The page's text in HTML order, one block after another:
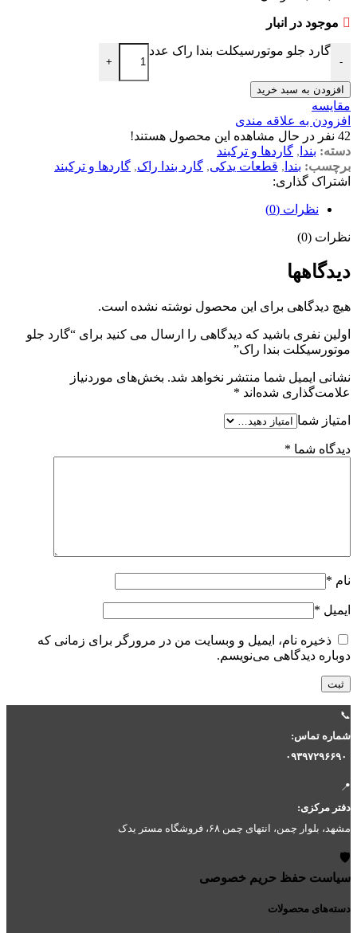
موجود در انبار
-
گارد جلو موتورسیکلت بندا راک عدد
+
افزودن به سبد خرید
مقایسه
افزودن به علاقه مندی
42 نفر در حال مشاهده این محصول هستند!
دسته: بندا , گاردها و ترکبند
برچسب: بندا , قطعات یدکی, گارد بندا راک, گاردها و ترکبند
اشتراک گذاری:
نظرات (0)
نظرات (0)
دیدگاهها
هیچ دیدگاهی برای این محصول نوشته نشده است.
اولین نفری باشید که دیدگاهی را ارسال می کنید برای “گارد جلو
موتورسیکلت بندا راک”
نشانی ایمیل شما منتشر نخواهد شد. بخش‌های موردنیاز
علامت‌گذاری شده‌اند *
امتیاز شما
دیدگاه شما *
نام *
ایمیل *
ذخیره نام، ایمیل و وبسایت من در مرورگر برای زمانی که
دوباره دیدگاهی می‌نویسم.
📞
شماره تماس:
۰۹۳۹۷۲۹۶۶۹۰
📍
دفتر مرکزی:
مشهد، بلوار چمن، انتهای چمن ۶۸، فروشگاه مستر یدک
🛡️
سیاست حفظ حریم خصوصی
دسته‌های محصولات